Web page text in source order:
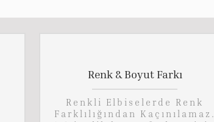
Renk & Boyut Farkı
Renkli Elbiselerde Renk
Farklılığından Kaçınılamaz.